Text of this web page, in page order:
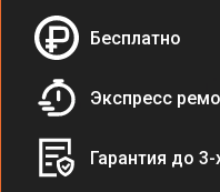
Бесплатно
Экспресс
Гарантия до 3-